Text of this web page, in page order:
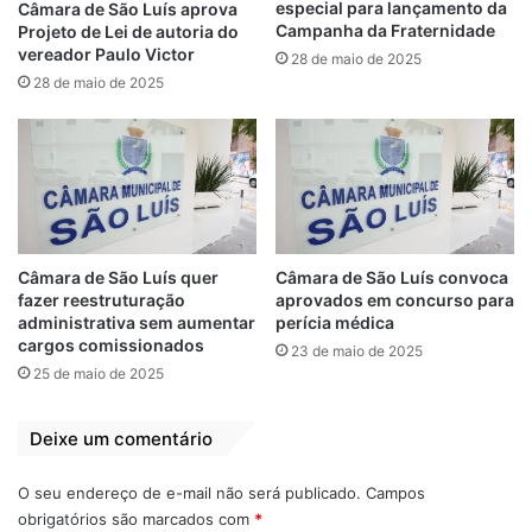
de fiéis. Investimentos em segurança e
estrutura são fundamentais para que seja
ainda melhor”, ressaltou o pároco.
Também participaram da reunião o vereador
Thiago Braz (PDT), eleito no município de
Vargem Grande, além das lideranças
políticas Miguel Fernandes, Fernando
Oliveira e Diegão da Madeireira.
Relacionado
Othelino participa
Raimundo Nonato
24 de agosto de 2019
Em "PINHEIRO-MA"
8 de julho de 2023
Em "LEGISLATIVO"
Câmara de São Luís aprova
Projeto de Lei de autoria do
vereador Paulo Victor
28 de maio de 2025
especial para lançamento da
Campanha da Fraternidade
28 de maio de 2025
Câmara de São Luís quer
fazer reestruturação
administrativa sem aumentar
cargos comissionados
25 de maio de 2025
Câmara de São Luís convoca
aprovados em concurso para
perícia médica
23 de maio de 2025
Deixe um comentário
O seu endereço de e-mail não será publicado. Campos
obrigatórios são marcados com *